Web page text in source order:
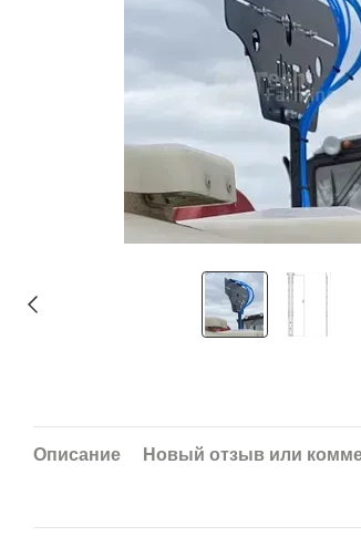
Описание Новый отзыв или